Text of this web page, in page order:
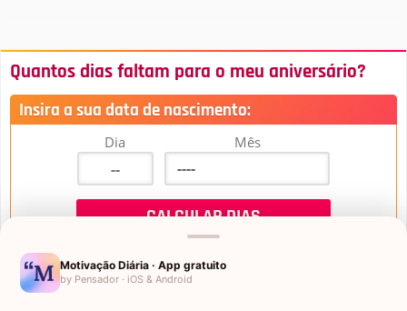
Quantos dias faltam para o meu aniversário?
Insira a sua data de nascimento:
Dia Mês
Motivação Diária · App gratuito
by Pensador · iOS & Android